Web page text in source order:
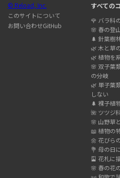
© Reload, Inc.
このサイトについて
お問い合わせGitHub
すべての
🌹 バラ科
🌸 春の登
🌲 針葉樹
🌿 木と草
🌿 植物を
🌸 双子葉
の分岐
🌿 単子葉
しない
🌲 裸子植
🌺 ツツジ
🌸 山野草
📖 植物の
🌼 花びら
💐 母の日
🎴 花札に
🌸 春の花